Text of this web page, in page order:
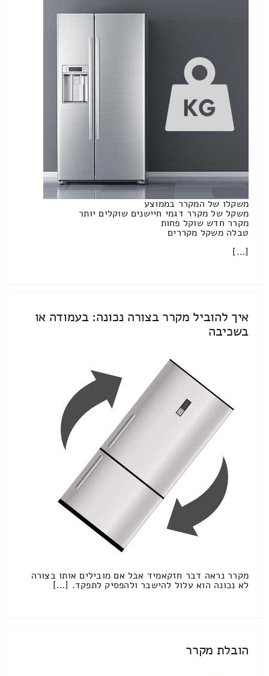
משקלו של המקרר בממוצע
משקל של מקרר דגמי חיישנים שוקלים יותר
מקרר חדש שוקל פחות
טבלה משקל מקררים
[…]
איך להוביל מקרר בצורה נכונה: בעמודה או
בשכיבה
מקרר נראה דבר חזקאמיד אבל אם מובילים אותו בצורה
לא נכונה הוא עלול להישבר ולהפסיק לתפקד. […]
הובלת מקרר